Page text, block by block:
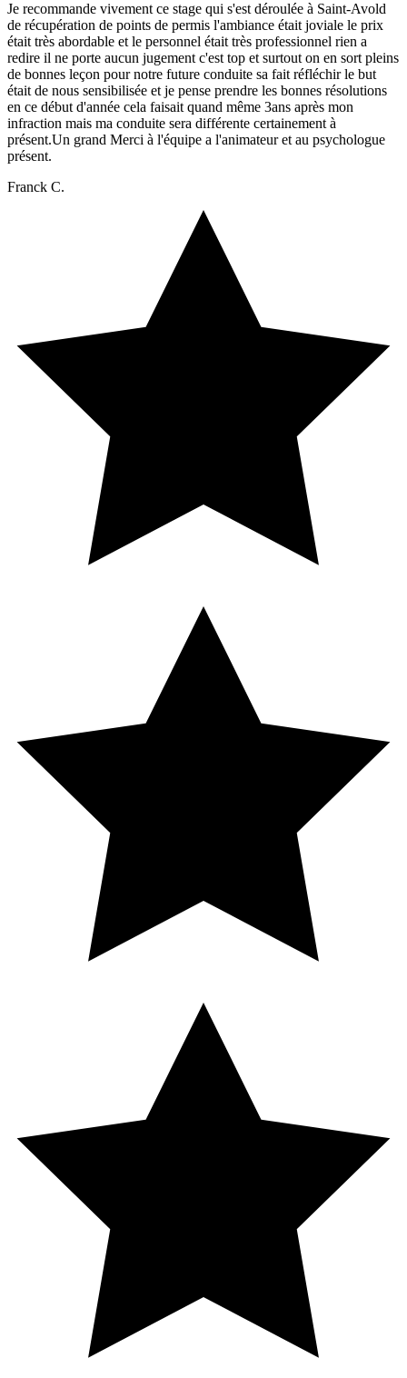
Je recommande vivement ce stage qui s'est déroulée à Saint-Avold
de récupération de points de permis l'ambiance était joviale le prix
était très abordable et le personnel était très professionnel rien a
redire il ne porte aucun jugement c'est top et surtout on en sort pleins
de bonnes leçon pour notre future conduite sa fait réfléchir le but
était de nous sensibilisée et je pense prendre les bonnes résolutions
en ce début d'année cela faisait quand même 3ans après mon
infraction mais ma conduite sera différente certainement à
présent.Un grand Merci à l'équipe a l'animateur et au psychologue
présent.
Franck C.